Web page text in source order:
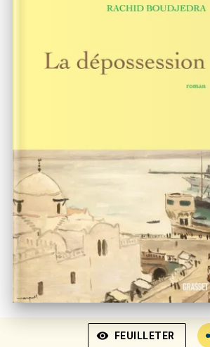
visibility FEUILLETER